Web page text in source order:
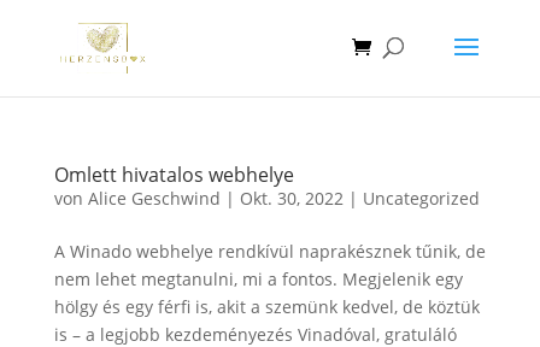
Omlett hivatalos webhelye
von Alice Geschwind | Okt. 30, 2022| Uncategorized
A Winado webhelye rendkívül naprakésznek tűnik, de
nem lehet megtanulni, mi a fontos. Megjelenik egy
hölgy és egy férfi is, akit a szemünk kedvel, de köztük
is – a legjobb kezdeményezés Vinadóval, gratuláló